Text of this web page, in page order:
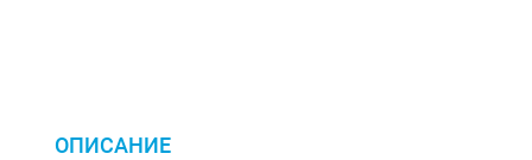
ОПИСАНИЕ